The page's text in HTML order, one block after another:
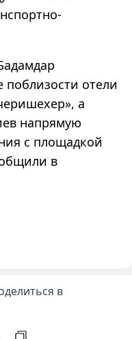
отели
а
напрямую
с площадкой
в
в